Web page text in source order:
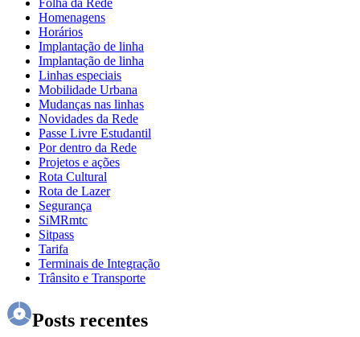
Homenagens
Horários
Implantação de linha
Implantação de linha
Linhas especiais
Mobilidade Urbana
Mudanças nas linhas
Novidades da Rede
Passe Livre Estudantil
Por dentro da Rede
Projetos e ações
Rota Cultural
Rota de Lazer
Segurança
SiMRmtc
Sitpass
Tarifa
Terminais de Integração
Trânsito e Transporte
Posts recentes